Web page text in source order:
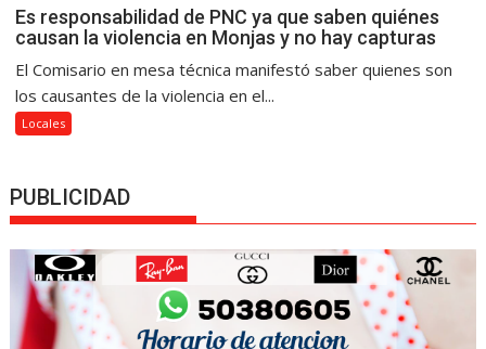
Es responsabilidad de PNC ya que saben quiénes
causan la violencia en Monjas y no hay capturas
El Comisario en mesa técnica manifestó saber quienes son
los causantes de la violencia en el...
Locales
PUBLICIDAD